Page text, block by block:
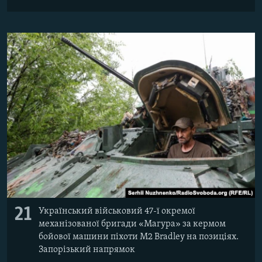
21
Український військовий 47-ї окремої
механізованої бригади «Магура» за кермом
бойової машини піхоти M2 Bradley на позиціях.
Запорізький напрямок